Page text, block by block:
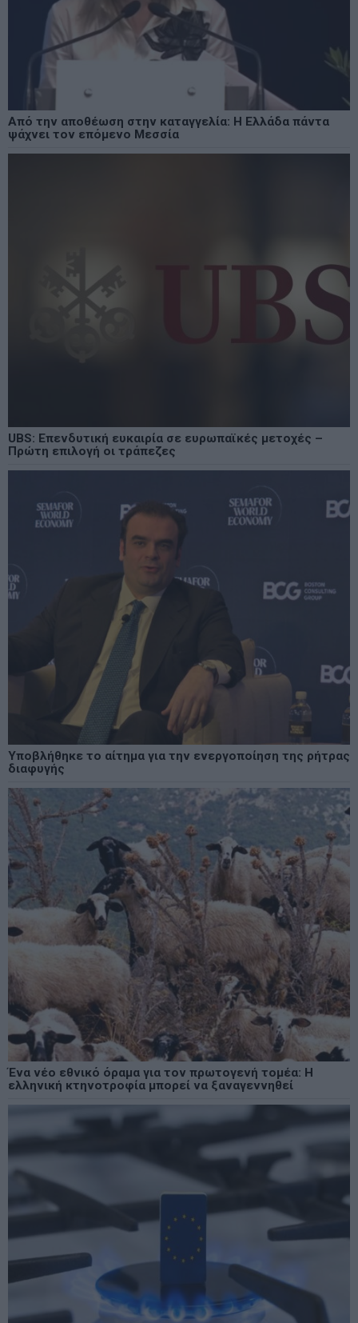
Από την αποθέωση στην καταγγελία: Η Ελλάδα πάντα
ψάχνει τον επόμενο Μεσσία
UBS: Επενδυτική ευκαιρία σε ευρωπαϊκές μετοχές –
Πρώτη επιλογή οι τράπεζες
Υποβλήθηκε το αίτημα για την ενεργοποίηση της ρήτρας
διαφυγής
Ένα νέο εθνικό όραμα για τον πρωτογενή τομέα: Η
ελληνική κτηνοτροφία μπορεί να ξαναγεννηθεί